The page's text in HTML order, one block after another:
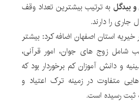
و بیدگل به ترتیب بیشترین تعداد وقف
را دارند.
خیریه استان اصفهان اضافه کرد: بیشتر
شامل زوج های جوان، امور قرآنی،
و دانش آموزان کم برخوردار بود که
متفاوت در زمینه ترک اعتیاد و
ثبت رسیده است.